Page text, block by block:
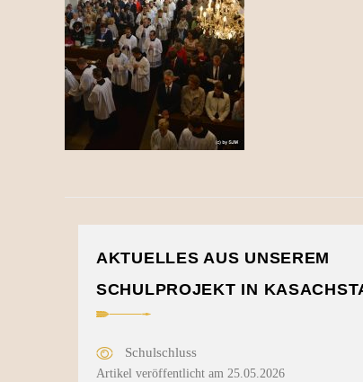
AKTUELLES AUS UNSEREM
SCHULPROJEKT IN
Schulschluss
Artikel veröffentlicht am 25.05.2026